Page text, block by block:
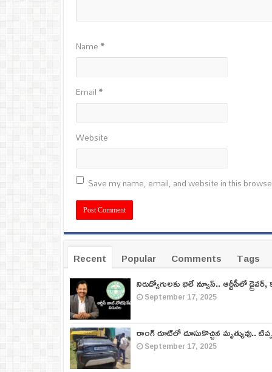
Name*
Email*
Website
Save my name, email, and website in this
Recent Popular Comments
Tags
నిరుద్యోగులకు భలే న్యూస్.. ఆర్టీసీలో
September 17, 2025
రాంగ్ రూట్‌లో దూసుకొచ్చిన మృత్యువు..
September 17, 2025